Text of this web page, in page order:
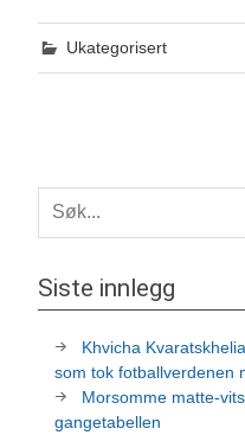
Ukategorisert
Siste innlegg
Khvicha
som tok fotballverdenen
Morsomme matte-
gangetabellen